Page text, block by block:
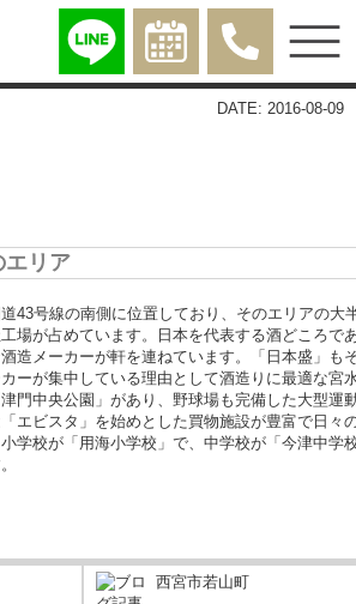
DATE: 2016-08-09
エリア
43号線の南側に位置しており、そのエリアの大
場が占めています。日本を代表する酒どころで
造メーカーが軒を連ねています。「日本盛」も
ーが集中している理由として酒造りに最適な宮
門中央公園」があり、野球場も完備した大型運
エビスタ」を始めとした買物施設が豊富で日々
学校が「用海小学校」で、中学校が「今津中
西宮市若山町